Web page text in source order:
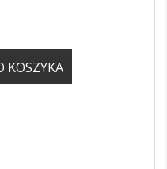
KOSZYKA